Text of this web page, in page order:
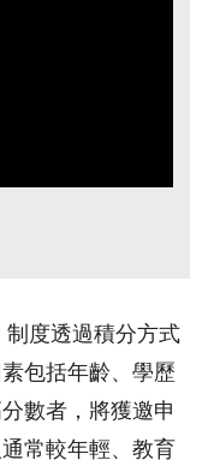
度透過積分方式
包括年齡、學歷
數者，將獲邀申
常較年輕、教育